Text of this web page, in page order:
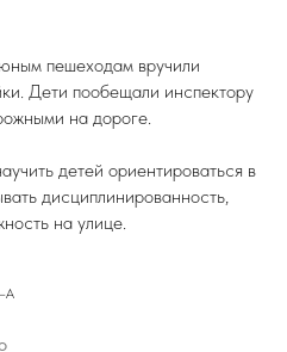
пешеходам вручили
Дети пообещали инспектору
на дороге.
детей ориентироваться в
дисциплинированность,
на улице.